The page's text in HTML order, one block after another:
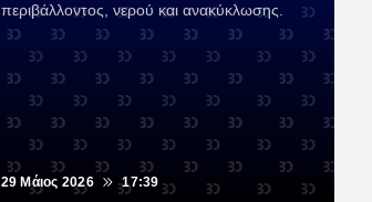
περιβάλλοντος, νερού και ανακύκλωσης.
29 Μάιος 2026 17:39